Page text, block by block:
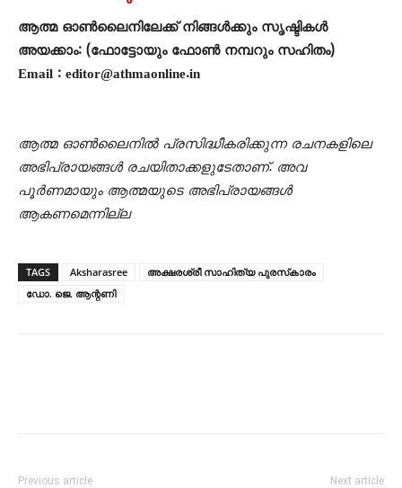
ആത്മ ഓൺലൈനിലേക്ക് നിങ്ങൾക്കും സൃഷ്ടികൾ
അയക്കാം: (ഫോട്ടോയും ഫോണ്‍ നമ്പറും സഹിതം)
Email : editor@athmaonline.in
ആത്മ ഓൺലൈനിൽ പ്രസിദ്ധീകരിക്കുന്ന രചനകളിലെ
അഭിപ്രായങ്ങൾ രചയിതാക്കളുടേതാണ്. അവ
പൂർണമായും ആത്മയുടെ അഭിപ്രായങ്ങൾ
ആകണമെന്നില്ല
TAGS Aksharasree
അക്ഷരശ്രീ സാഹിത്യ പുരസ്‌കാരം
ഡോ. ജെ. ആന്റണി
Previous article Next article